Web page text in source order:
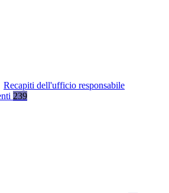
Recapiti dell'ufficio responsabile
239